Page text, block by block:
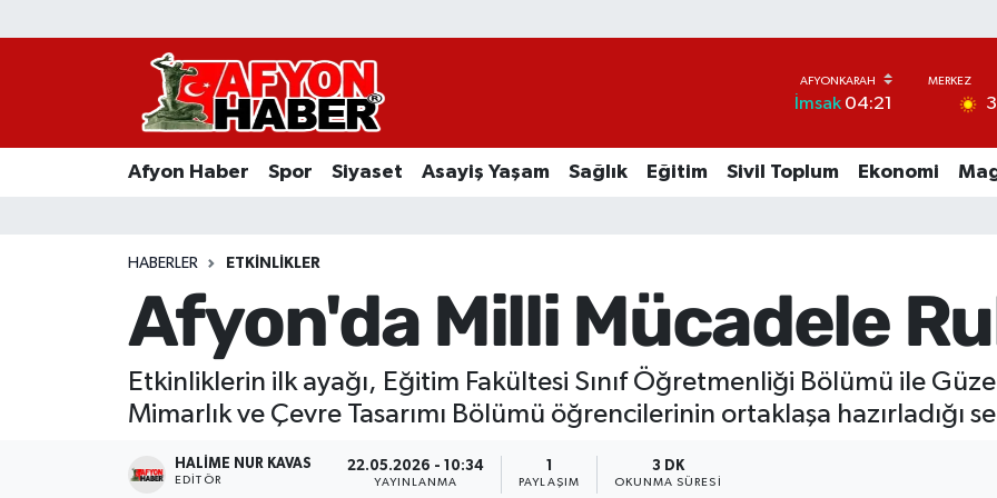
İmsak04:21
Afyon Haber Spor Siyaset Asayiş Yaşam Sağlık Eğitim Sivil Toplum Ekonomi
HABERLER ETKINLIKLER
Afyon'da Milli Mücadele
Etkinliklerin ilk ayağı, Eğitim Fakültesi Sınıf Öğretmenliği Bölümü ile
Mimarlık ve Çevre Tasarımı Bölümü öğrencilerinin ortaklaşa hazırladığı
HALIME NUR KAVAS
EDITÖR
22.05.2026 - 10:34
YAYINLANMA PAYLAŞIM
3 DK
OKUNMA SÜRESI
Afyon Haber
Asayiş Yaşam
Sivil Toplum
Ekonomi